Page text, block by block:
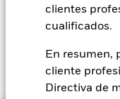
clientes
cualificados.
En resumen,
cliente
Directiva de
iShares
Nuestra compañía
Rentabilidad total medida
0,72%
Rendimiento a peor a 04
3,41%